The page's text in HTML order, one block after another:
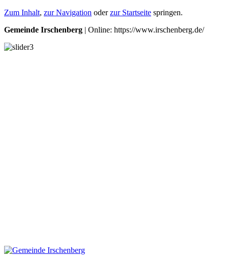
Zum Inhalt, zur Navigation oderzur Startseite springen.
Gemeinde Irschenberg | Online: https://www.irschenberg.de/